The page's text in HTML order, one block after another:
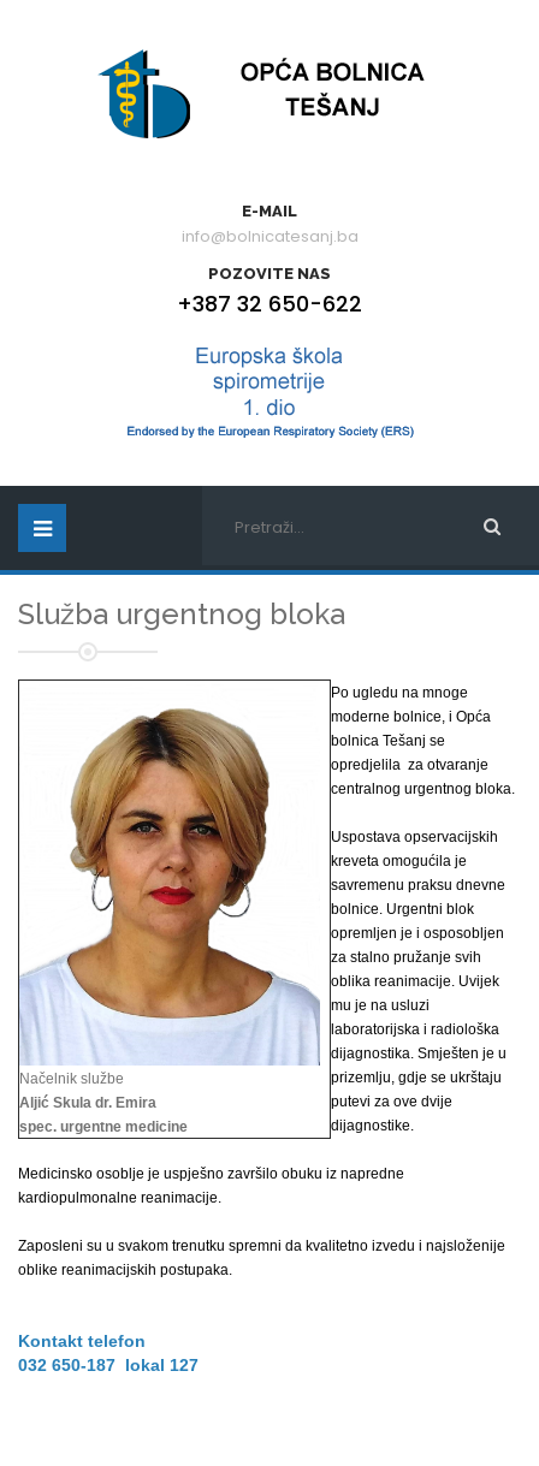
E-MAIL
info@bolnicatesanj.ba
POZOVITE NAS
+387 32 650-622
Služba urgentnog bloka
Načelnik službe
Aljić Skula dr. Emira
spec. urgentne medicine
Po ugledu na mnoge
moderne bolnice, i Opća
bolnica Tešanj se
opredjelila za otvaranje
centralnog urgentnog bloka.
Uspostava opservacijskih
kreveta omogućila je
savremenu praksu dnevne
bolnice. Urgentni blok
opremljen je i osposobljen
za stalno pružanje svih
oblika reanimacije. Uvijek
mu je na usluzi
laboratorijska i radiološka
dijagnostika. Smješten je u
prizemlju, gdje se ukrštaju
putevi za ove dvije
dijagnostike.
Medicinsko osoblje je uspješno završilo obuku iz napredne
kardiopulmonalne reanimacije.
Zaposleni su u svakom trenutku spremni da kvalitetno izvedu i najsloženije
oblike reanimacijskih postupaka.
Kontakt telefon
032 650-187 lokal 127